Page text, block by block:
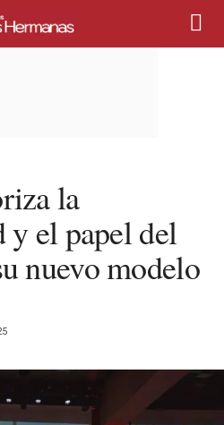
la
y el papel del
nuevo modelo